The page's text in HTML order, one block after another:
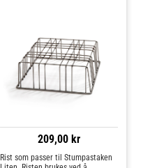
209,00 kr
Rist som passer til Stumpastaken